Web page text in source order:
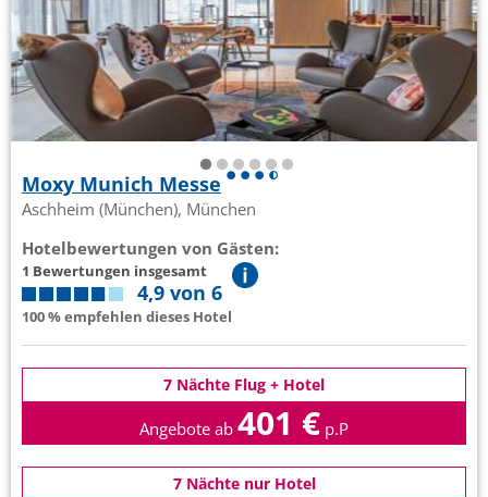
Moxy Munich Messe
Aschheim (München), München
Hotelbewertungen von Gästen:
1 Bewertungen insgesamt
4,9 von 6
100 % empfehlen dieses Hotel
7 Nächte Flug + Hotel
Angebote ab 401 € p.P
7 Nächte nur Hotel